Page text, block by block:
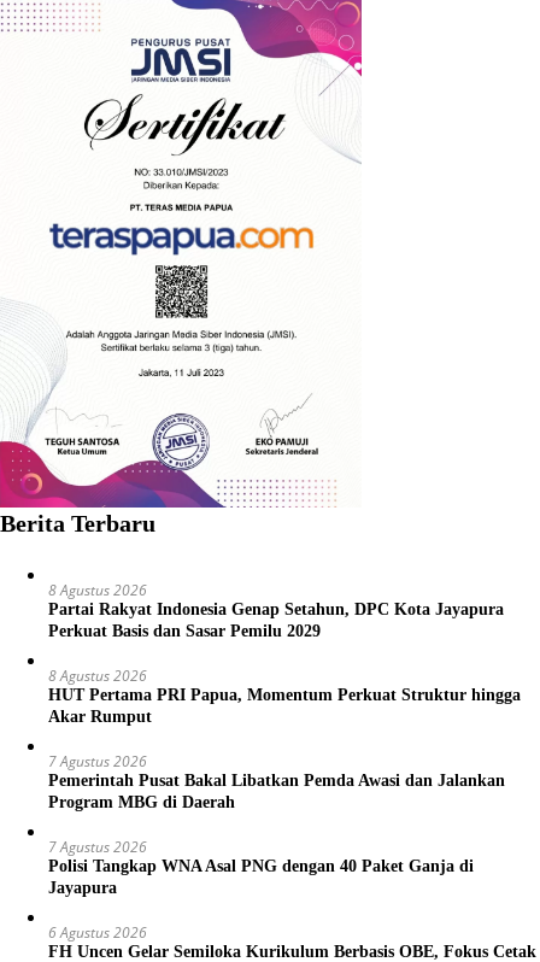
Berita Terbaru
8 Agustus 2026
Partai Rakyat Indonesia Genap Setahun, DPC Kota Jayapura
Perkuat Basis dan Sasar Pemilu 2029
8 Agustus 2026
HUT Pertama PRI Papua, Momentum Perkuat Struktur hingga
Akar Rumput
7 Agustus 2026
Pemerintah Pusat Bakal Libatkan Pemda Awasi dan Jalankan
Program MBG di Daerah
7 Agustus 2026
Polisi Tangkap WNA Asal PNG dengan 40 Paket Ganja di
Jayapura
6 Agustus 2026
FH Uncen Gelar Semiloka Kurikulum Berbasis OBE, Fokus Cetak